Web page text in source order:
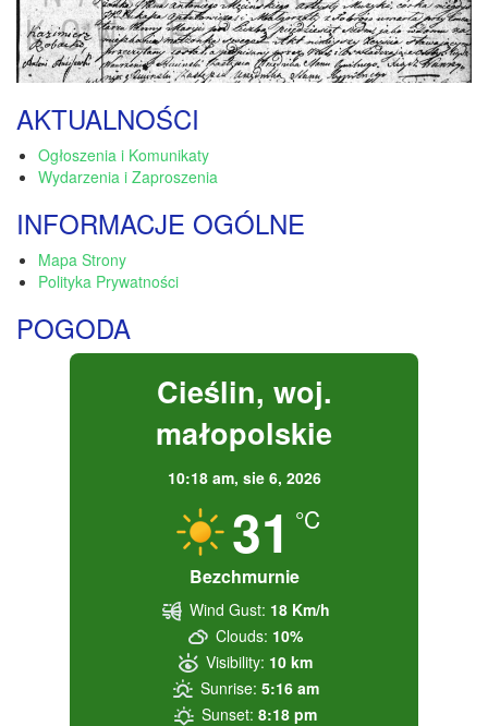
AKTUALNOŚCI
Ogłoszenia i Komunikaty
Wydarzenia i Zaproszenia
INFORMACJE OGÓLNE
Mapa Strony
Polityka Prywatności
POGODA
Cieślin, woj.
małopolskie
10:18 am, sie 6, 2026
31 °C
Bezchmurnie
Wind Gust: 18 Km/h
Clouds: 10%
Visibility: 10 km
Sunrise: 5:16 am
Sunset: 8:18 pm